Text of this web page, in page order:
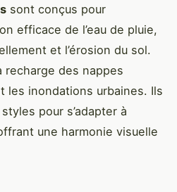
sont conçus pour
efficace de l’eau de pluie,
et l’érosion du sol.
recharge des nappes
les inondations urbaines. Ils
pour s’adapter à
une harmonie visuelle